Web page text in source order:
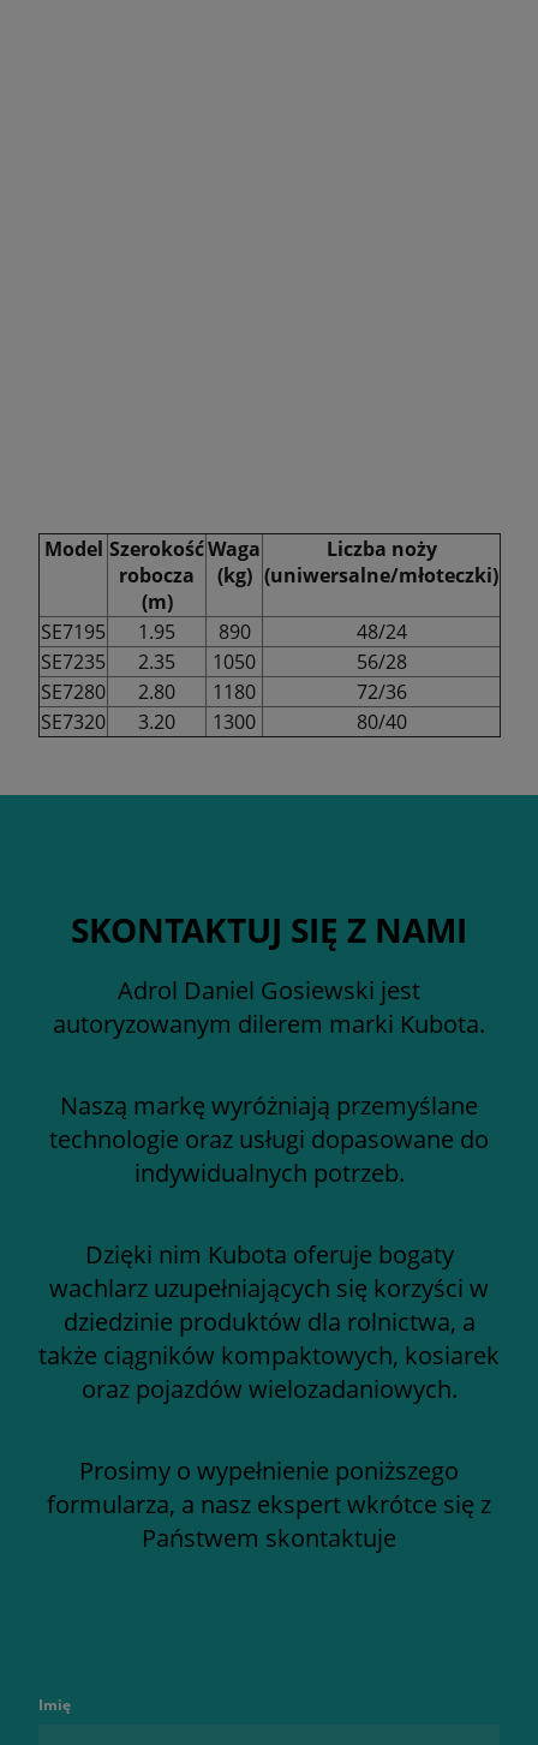
Model Szerokość
robocza
(m)
Waga
(kg)
Liczba noży
(uniwersalne/młoteczki)
SE7195 1.95 890
48/24
SE7235
2.35 1050
56/28
SE7280
2.80 1180
72/36
SE7320
3.20 1300 80/40
SKONTAKTUJ SIĘ Z NAMI
Adrol Daniel Gosiewski jest
autoryzowanym dilerem marki Kubota.
Naszą markę wyróżniają przemyślane
technologie oraz usługi dopasowane do
indywidualnych potrzeb.
Dzięki nim Kubota oferuje bogaty
wachlarz uzupełniających się korzyści w
dziedzinie produktów dla rolnictwa, a
także ciągników kompaktowych, kosiarek
oraz pojazdów wielozadaniowych.
Prosimy o wypełnienie poniższego
formularza, a nasz ekspert wkrótce się z
Państwem skontaktuje
Imię